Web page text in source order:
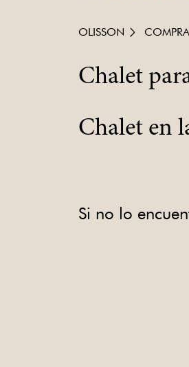
OLISSON COMPRA
Chalet
Chalet en
Si no lo